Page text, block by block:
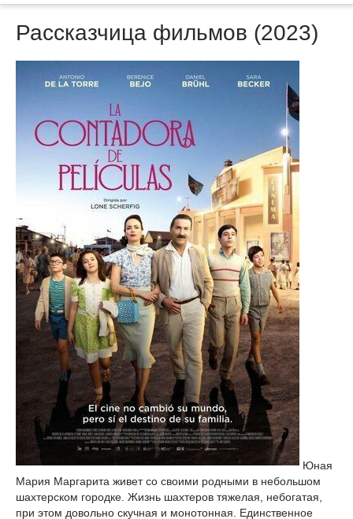
Рассказчица фильмов (2023)
Юная
Мария Маргарита живет со своими родными в небольшом
шахтерском городке. Жизнь шахтеров тяжелая, небогатая,
при этом довольно скучная и монотонная. Единственное